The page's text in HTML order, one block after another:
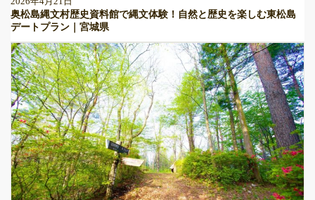
奥松島縄文村歴史資料館で縄文体験！自然と歴史を楽しむ東松島
デートプラン｜宮城県